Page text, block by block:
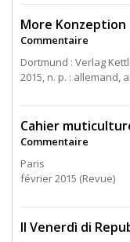
More
Commentaire
Dortmund : Verlag
2015, n. p. : allemand,
Cahier
Commentaire
Paris
février 2015 (Revue)
Il Venerdì di